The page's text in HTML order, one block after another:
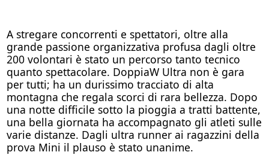
A stregare concorrenti e spettatori, oltre alla
grande passione organizzativa profusa dagli oltre
200 volontari è stato un percorso tanto tecnico
quanto spettacolare. DoppiaW Ultra non è gara
per tutti; ha un durissimo tracciato di alta
montagna che regala scorci di rara bellezza. Dopo
una notte difficile sotto la pioggia a tratti battente,
una bella giornata ha accompagnato gli atleti sulle
varie distanze. Dagli ultra runner ai ragazzini della
prova Mini il plauso è stato unanime.